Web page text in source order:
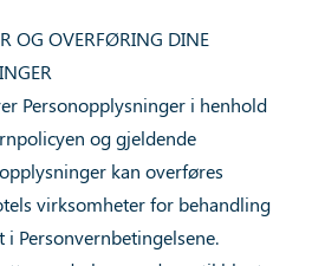
OG OVERFØRING DINE
Personopplysninger i henhold
og gjeldende
kan overføres
virksomheter for behandling
Personvernbetingelsene.